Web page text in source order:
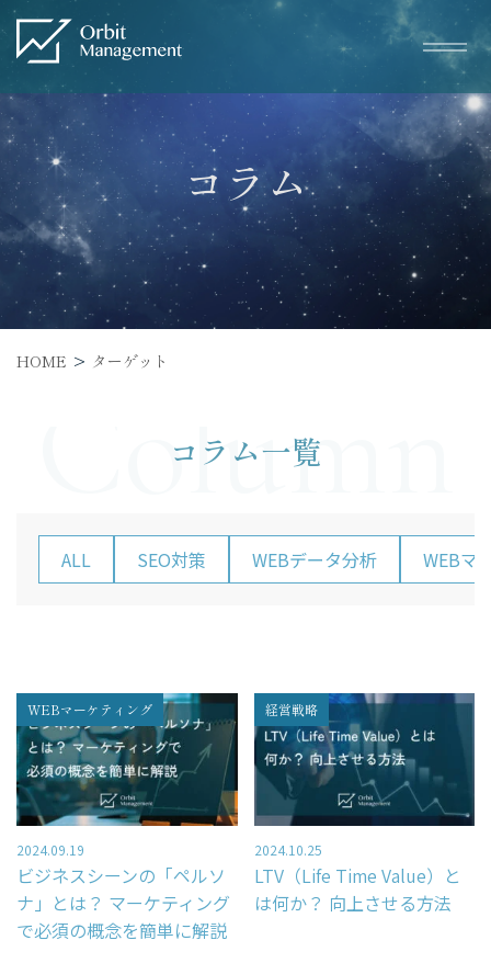
Warning: Undefined variable $text_h1 in
/home/wp035731/orbit-m.co.jp/public_html/wp/wp-
content/themes/base/functions.phpon line438
Orbit Management" width="226" height="60">
Service
– Looker Studio構築サービス
コンサルティング料金
Company
HOME
会社概要
コンサルタント紹介
コラム
HOME ターゲット
Column
コラム一覧
ALL SEO対策 WEBデータ分析 WEBマ
WEBマーケティング
2024.09.19
ビジネスシーンの「ペルソ
ナ」とは？ マーケティング
で必須の概念を簡単に解説
経営戦略
2024.10.25
LTV（Life Time Value）と
は何か？ 向上させる方法